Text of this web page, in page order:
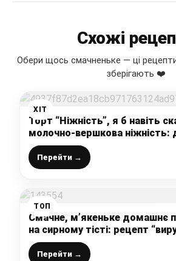
Схожі
Обери щось смачненьке — ці
зберігають ❤️
ХІТ
Торт “Ніжність”, я б навіть
молочно-вершкова ніжність:
ніхто не відмовиться від
Перейти →
ТОП
Смачне, м’якеньке домашнє
на сирному тісті: рецепт
робиться швидко і просто,
магазинне купувати не
Перейти →